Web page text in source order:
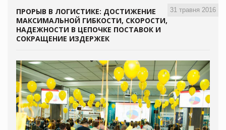
31 травня 2016
ПРОРЫВ В ЛОГИСТИКЕ: ДОСТИЖЕНИЕ
МАКСИМАЛЬНОЙ ГИБКОСТИ, СКОРОСТИ,
НАДЕЖНОСТИ В ЦЕПОЧКЕ ПОСТАВОК И
СОКРАЩЕНИЕ ИЗДЕРЖЕК